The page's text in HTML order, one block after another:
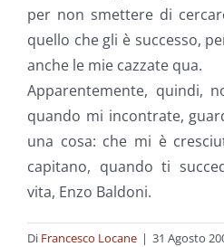
per non smettere di
quello che gli è successo,
anche le mie cazzate qua.
Apparentemente, quindi,
quando mi incontrate,
una cosa: che mi è
capitano, quando ti
vita, Enzo Baldoni.
Di Francesco Locane | 31 Agosto